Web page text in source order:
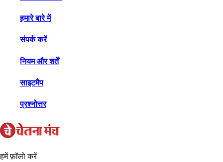
हमारे बारे में
संपर्क करें
नियम और शर्तें
साइटमैप
प्रश्नोत्तर
हमें फ़ॉलो करें